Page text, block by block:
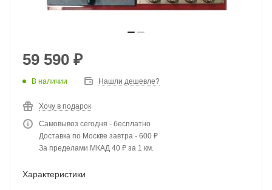
59 590 ₽
В наличии Нашли дешевле?
Хочу в подарок
Самовывоз сегодня - бесплатно
Доставка по Москве завтра - 600 ₽
За пределами МКАД 40 ₽ за 1 км.
Характеристики